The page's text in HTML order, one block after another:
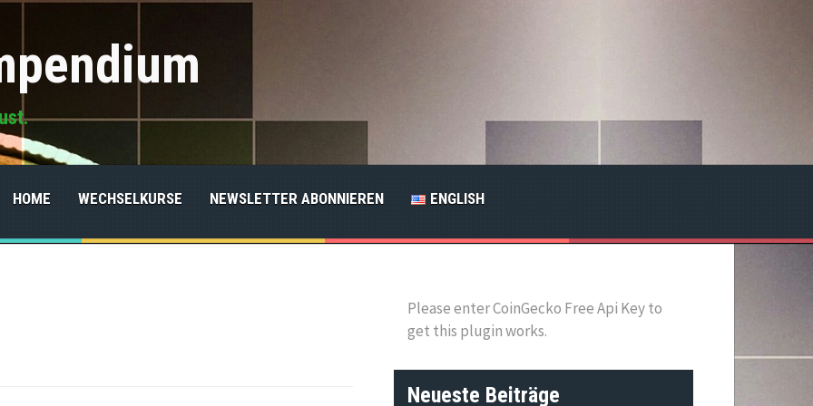
HOME WECHSELKURSE NEWSLETTER ABONNIEREN ENGLISH
Please enter CoinGecko Free Api Key to
get this plugin works.
Neueste Beiträge